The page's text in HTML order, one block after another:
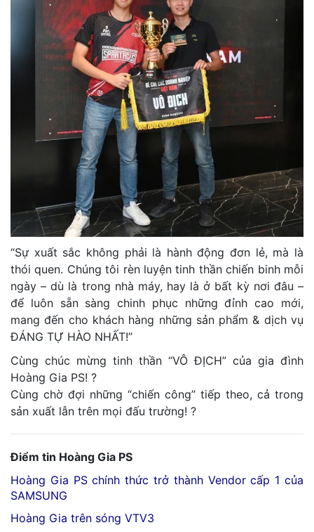
“Sự xuất sắc không phải là hành động đơn lẻ, mà là
thói quen. Chúng tôi rèn luyện tinh thần chiến binh mỗi
ngày – dù là trong nhà máy, hay là ở bất kỳ nơi đâu –
để luôn sẵn sàng chinh phục những đỉnh cao mới,
mang đến cho khách hàng những sản phẩm & dịch vụ
ĐÁNG TỰ HÀO NHẤT!”
Cùng chúc mừng tinh thần “VÔ ĐỊCH” của gia đình
Hoàng Gia PS! ?
Cùng chờ đợi những “chiến công” tiếp theo, cả trong
sản xuất lẫn trên mọi đấu trường! ?
Điểm tin Hoàng Gia PS
Hoàng Gia PS chính thức trở thành Vendor cấp 1 của
SAMSUNG
Hoàng Gia trên sóng VTV3